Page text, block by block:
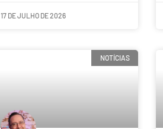
17 DE JULHO DE 2026
NOTÍCIAS